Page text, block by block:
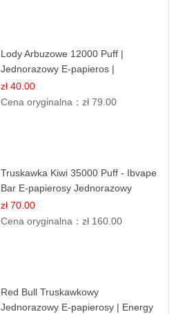
Lody Arbuzowe 12000 Puff |
Jednorazowy E-papieros |
Deserowy Smak
zł 40.00
Cena oryginalna：zł 79.00
Truskawka Kiwi 35000 Puff - Ibvape
Bar E-papierosy Jednorazowy
zł 70.00
Cena oryginalna：zł 160.00
Red Bull Truskawkowy
Jednorazowy E-papierosy | Energy